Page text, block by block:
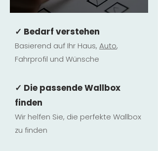
✓ Bedarf verstehen
Basierend auf Ihr Haus, Auto,
Fahrprofil und Wünsche
✓ Die passende Wallbox
finden
Wir helfen Sie, die perfekte Wallbox
zu finden